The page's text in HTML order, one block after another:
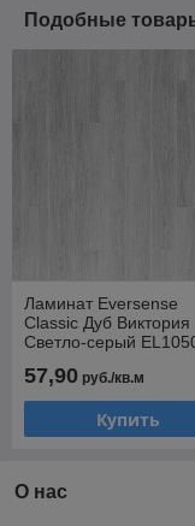
Подобные
Ламинат Eversense
Classic Дуб Виктория
Cветло-серый
57,90 руб./кв.м
Купить
О нас